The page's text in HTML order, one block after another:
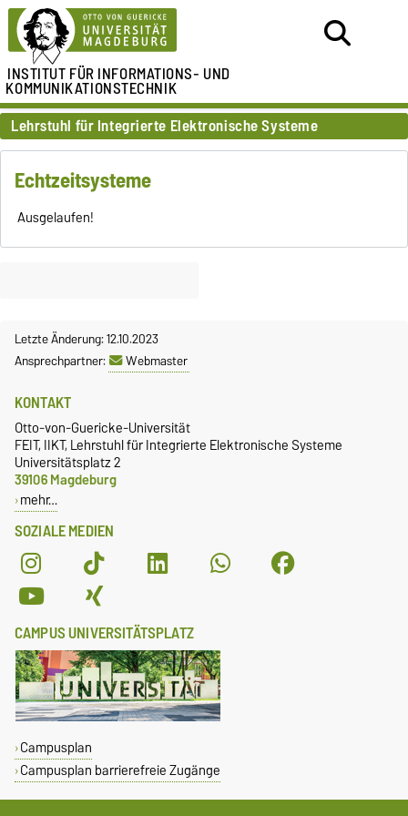
INSTITUT FÜRINFORMATIONS- UND
KOMMUNIKATIONSTECHNIK
Lehrstuhl für Integrierte Elektronische Systeme
Echtzeitsysteme
Ausgelaufen!
Letzte Änderung: 12.10.2023
Ansprechpartner:
Webmaster
SOZIALE MEDIEN
KONTAKT
Otto-von-Guericke-Universität
FEIT, IIKT, Lehrstuhl für Integrierte Elektronische Systeme
Universitätsplatz 2
39106 Magdeburg
mehr…
CAMPUS UNIVERSITÄTSPLATZ
Campusplan
Campusplan barrierefreie Zugänge